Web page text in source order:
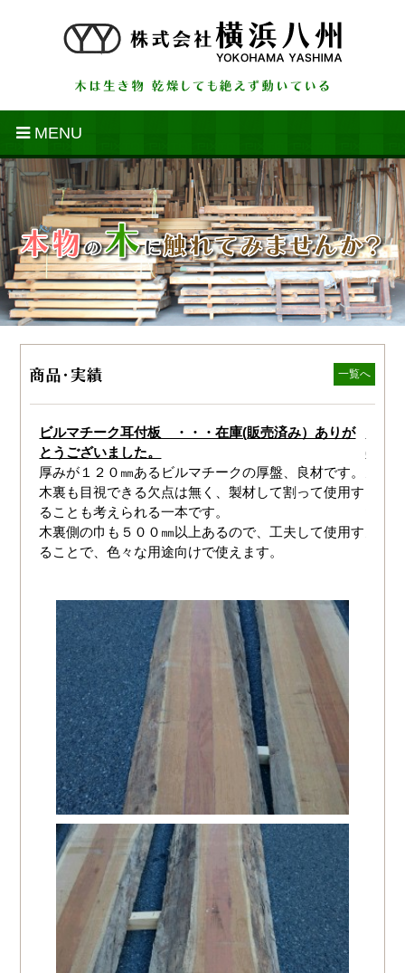
MENU
一覧へ
ビルマチーク耳付板 ・・・在庫(販売済み）ありが
とうございました。
厚みが１２０㎜あるビルマチークの厚盤、良材です。
木裏も目視できる欠点は無く、製材して割って使用す
ることも考えられる一本です。
木裏側の巾も５００㎜以上あるので、工夫して使用す
ることで、色々な用途向けで使えます。
(あり